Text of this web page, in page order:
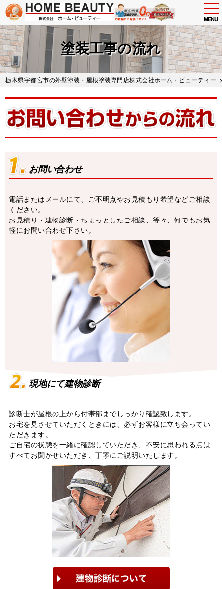
Skip
to
main
content
MENU
塗装工事の流れ
栃木県宇都宮市の外壁塗装・屋根塗装専門店株式会社ホーム・ビューティー
お問い合わせ
電話またはメールにて、ご不明点やお⾒積もり希望などご相談
ください。
お⾒積り・建物診断・ちょっとしたご相談、等々、何でもお気
軽にお問い合わせ下さい。
現地にて建物診断
診断士が屋根の上から付帯部までしっかり確認致します。
お宅を⾒させていただくときには、必ずお客様に⽴ち会ってい
ただきます。
ご⾃宅の状態を⼀緒に確認していただき、不安に思われる点は
すべてお聞かせいただき、丁寧にご説明いたします。